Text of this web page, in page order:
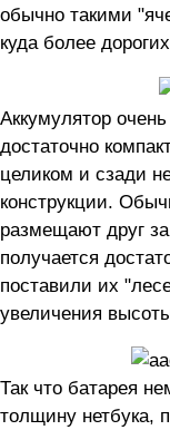
обычно такими
куда более
Аккумулятор
достаточно
целиком и сзади
конструкции.
размещают друг
получается
поставили их
увеличения
Так что батарея
толщину нетбука,